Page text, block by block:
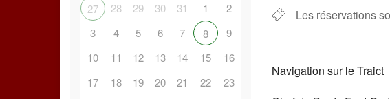
Les réservations
Navigation sur le Traict
27 28 29 30 31 1
2
3
4 5 6 7 8
9
10
11 12 13 14 15
16
17
18 19 20 21 22
23